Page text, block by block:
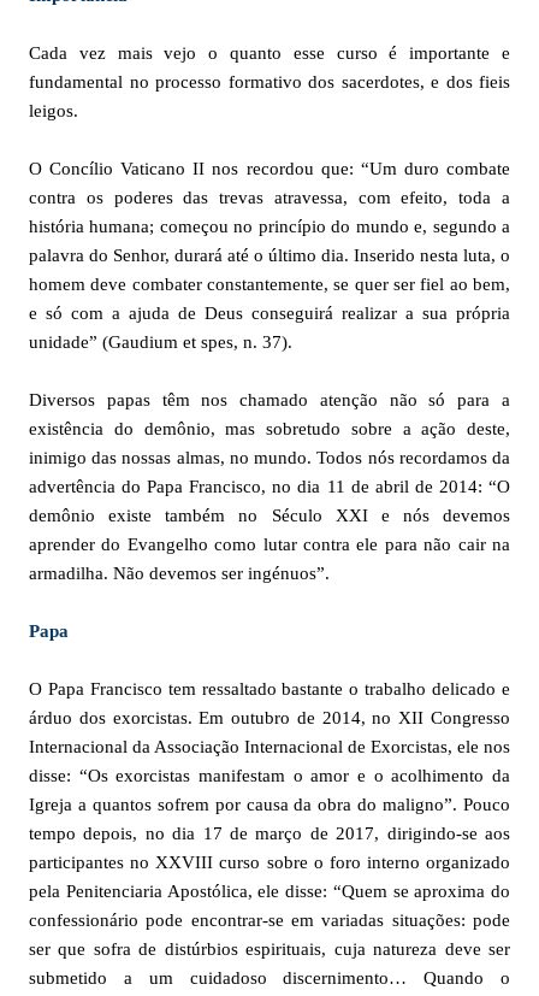
Cada vez mais vejo o quanto esse curso é importante e
fundamental no processo formativo dos sacerdotes, e dos fieis
leigos.
O Concílio Vaticano II nos recordou que: “Um duro combate
contra os poderes das trevas atravessa, com efeito, toda a
história humana; começou no princípio do mundo e, segundo a
palavra do Senhor, durará até o último dia. Inserido nesta luta, o
homem deve combater constantemente, se quer ser fiel ao bem,
e só com a ajuda de Deus conseguirá realizar a sua própria
unidade” (Gaudium et spes, n. 37).
Diversos papas têm nos chamado atenção não só para a
existência do demônio, mas sobretudo sobre a ação deste,
inimigo das nossas almas, no mundo. Todos nós recordamos da
advertência do Papa Francisco, no dia 11 de abril de 2014: “O
demônio existe também no Século XXI e nós devemos
aprender do Evangelho como lutar contra ele para não cair na
armadilha. Não devemos ser ingénuos”.
Papa
O Papa Francisco tem ressaltado bastante o trabalho delicado e
árduo dos exorcistas. Em outubro de 2014, no XII Congresso
Internacional da Associação Internacional de Exorcistas, ele nos
disse: “Os exorcistas manifestam o amor e o acolhimento da
Igreja a quantos sofrem por causa da obra do maligno”. Pouco
tempo depois, no dia 17 de março de 2017, dirigindo-se aos
participantes no XXVIII curso sobre o foro interno organizado
pela Penitenciaria Apostólica, ele disse: “Quem se aproxima do
confessionário pode encontrar-se em variadas situações: pode
ser que sofra de distúrbios espirituais, cuja natureza deve ser
submetido a um cuidadoso discernimento… Quando o